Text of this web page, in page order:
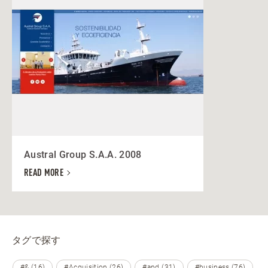
Austral Group S.A.A. 2008
READ MORE
タグで探す